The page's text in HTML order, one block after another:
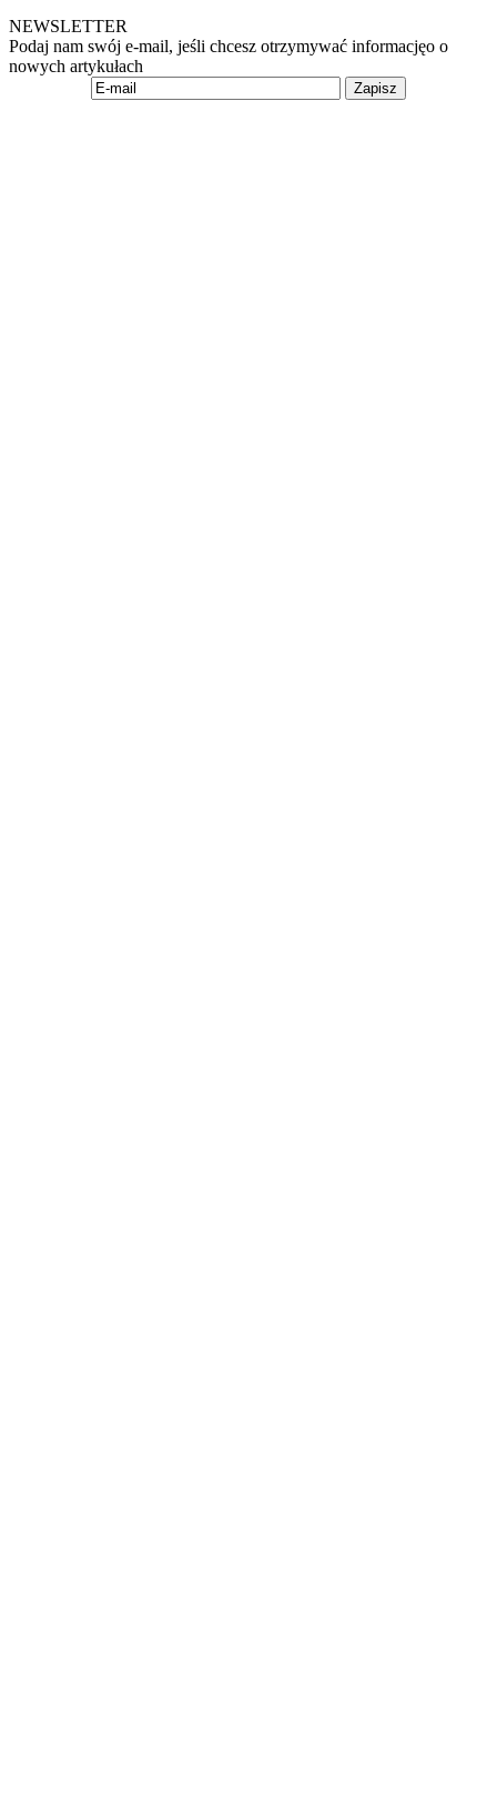
NEWSLETTER
Podaj nam swój e-mail, jeśli chcesz otrzymywać informacjęo o
nowych artykułach
Zapisz